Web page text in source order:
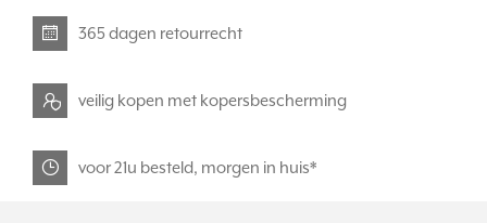
365 dagen retourrecht
veilig kopen met kopersbescherming
voor 21u besteld, morgen in huis*